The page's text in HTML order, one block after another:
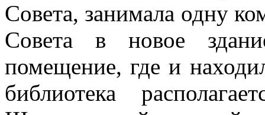
Совета, занимала одну
Совета в новое
помещение, где и
библиотека